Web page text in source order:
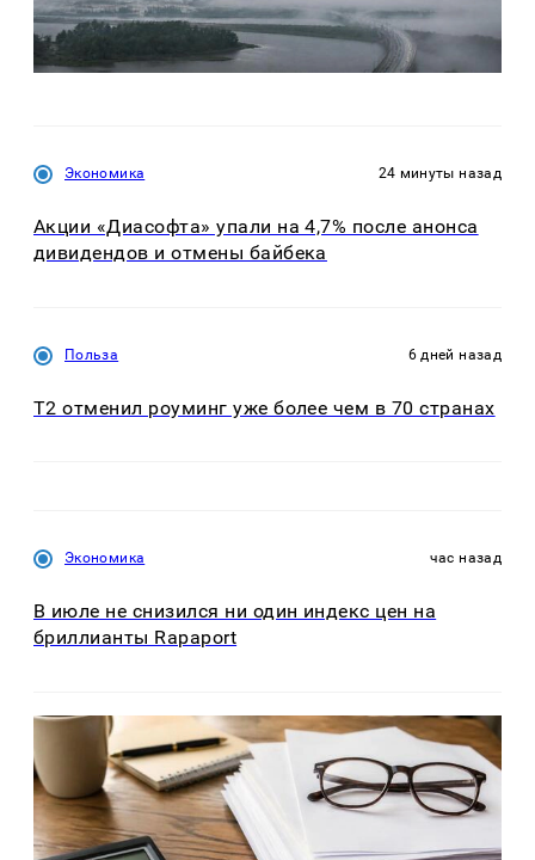
Экономика 24 минуты назад
Акции «Диасофта» упали на 4,7% после анонса
дивидендов и отмены байбека
Польза 6 дней назад
Т2 отменил роуминг уже более чем в 70 странах
Экономика час назад
В июле не снизился ни один индекс цен на
бриллианты Rapaport